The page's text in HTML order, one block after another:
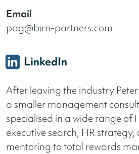
Email
pag@birn-partners.com
LinkedIn
After leaving the industry
a smaller management
specialised in a wide range of
executive search, HR
mentoring to total rewards